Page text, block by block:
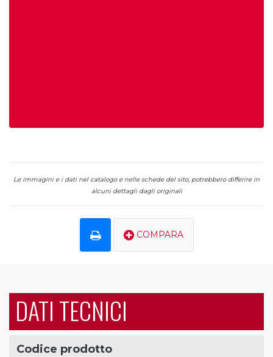
Le immagini e i dati nel catalogo e nelle schede del sito, potrebbero differire in
alcuni dettagli dagli originali
COMPARA
DATI TECNICI
Codice prodotto